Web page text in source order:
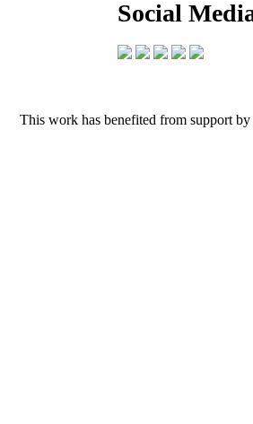
Social
This work has benefited from support